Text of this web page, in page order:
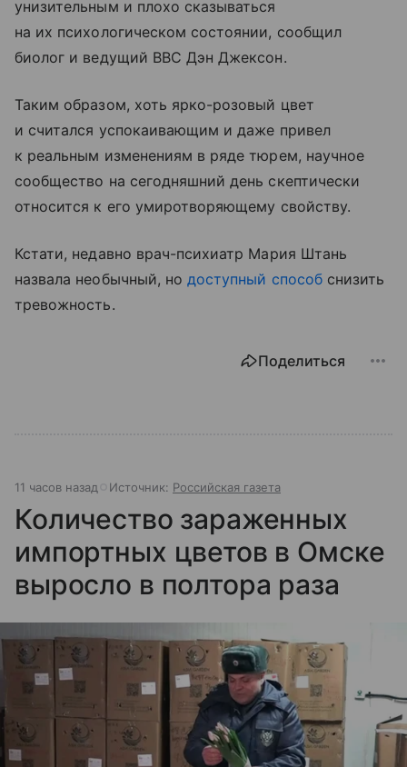
унизительным и плохо сказываться
на их психологическом состоянии, сообщил
биолог и ведущий BBC Дэн Джексон.
Таким образом, хоть ярко-розовый цвет
и считался успокаивающим и даже привел
к реальным изменениям в ряде тюрем, научное
сообщество на сегодняшний день скептически
относится к его умиротворяющему свойству.
Кстати, недавно врач-психиатр Мария Штань
назвала необычный, нодоступный способснизить
тревожность.
Поделиться
11 часов назад Источник: Российская газета
Количество зараженных
импортных цветов в Омске
выросло в полтора раза